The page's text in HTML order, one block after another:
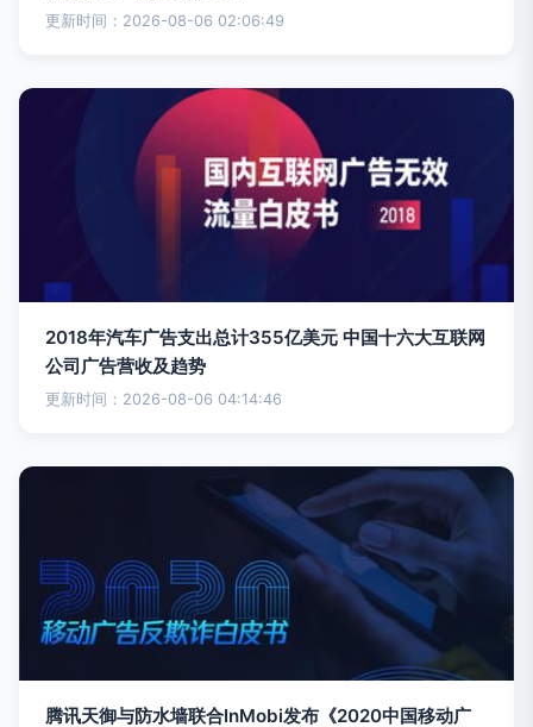
更新时间：2026-08-06 02:06:49
2018年汽车广告支出总计355亿美元 中国十六大互联网
公司广告营收及趋势
更新时间：2026-08-06 04:14:46
腾讯天御与防水墙联合InMobi发布《2020中国移动广